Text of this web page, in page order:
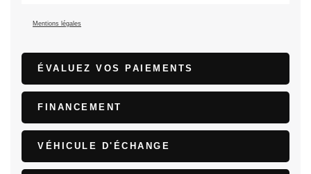
Mentions légales
ÉVALUEZ VOS PAIEMENTS
FINANCEMENT
VÉHICULE D'ÉCHANGE